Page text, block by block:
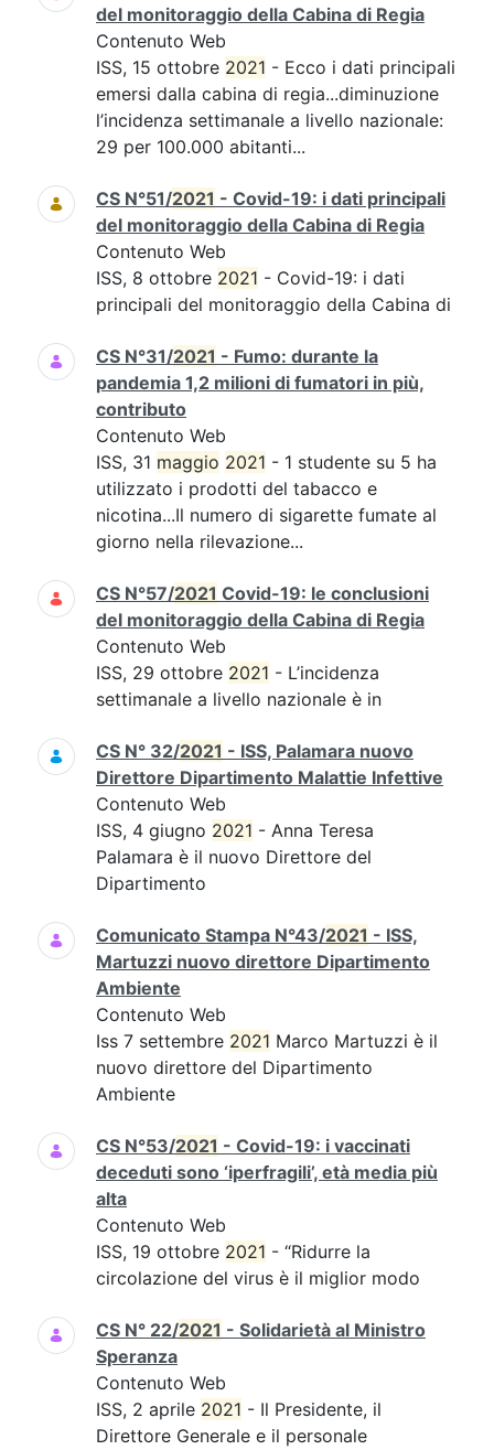
del monitoraggio della Cabina di Regia
Contenuto Web
ISS, 15 ottobre 2021 - Ecco i dati principali
emersi dalla cabina di regia...diminuzione
l’incidenza settimanale a livello nazionale:
29 per 100.000 abitanti...
CS N°51/2021 - Covid-19: i dati principali
del monitoraggio della Cabina di Regia
Contenuto Web
ISS, 8 ottobre 2021 - Covid-19: i dati
principali del monitoraggio della Cabina di
CS N°31/2021 - Fumo: durante la
pandemia 1,2 milioni di fumatori in più,
contributo
Contenuto Web
ISS, 31 maggio 2021 - 1 studente su 5 ha
utilizzato i prodotti del tabacco e
nicotina...Il numero di sigarette fumate al
giorno nella rilevazione...
CS N°57/2021 Covid-19: le conclusioni
del monitoraggio della Cabina di Regia
Contenuto Web
ISS, 29 ottobre 2021 - L’incidenza
settimanale a livello nazionale è in
CS N° 32/2021 - ISS, Palamara nuovo
Direttore Dipartimento Malattie Infettive
Contenuto Web
ISS, 4 giugno 2021 - Anna Teresa
Palamara è il nuovo Direttore del
Dipartimento
Comunicato Stampa N°43/2021 - ISS,
Martuzzi nuovo direttore Dipartimento
Ambiente
Contenuto Web
Iss 7 settembre 2021 Marco Martuzzi è il
nuovo direttore del Dipartimento
Ambiente
CS N°53/2021 - Covid-19: i vaccinati
deceduti sono ‘iperfragili’, età media più
alta
Contenuto Web
ISS, 19 ottobre 2021 - “Ridurre la
circolazione del virus è il miglior modo
CS N° 22/2021 - Solidarietà al Ministro
Speranza
Contenuto Web
ISS, 2 aprile 2021 - Il Presidente, il
Direttore Generale e il personale